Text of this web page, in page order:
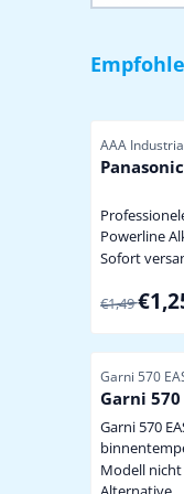
AAA
Powerline
capaciteit
Sofort
Von 1,49
€1,49
Garni 570
Garni 570
Garni 570
en relatieve
Modell